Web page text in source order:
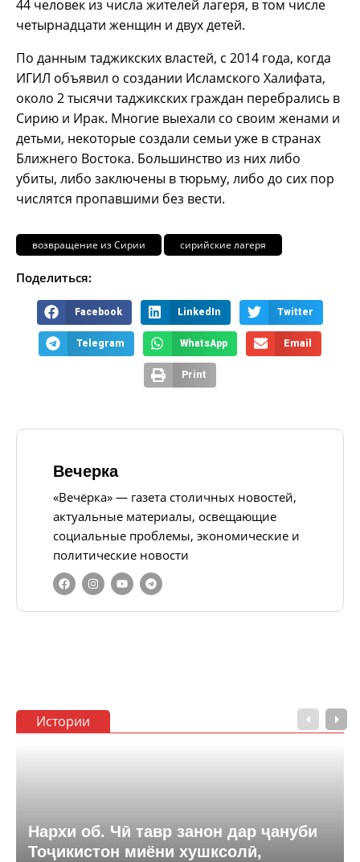
44 человек из числа жителей лагеря, в том числе
четырнадцати женщин и двух детей.
По данным таджикских властей, с 2014 года, когда
ИГИЛ объявил о создании Исламского Халифата,
около 2 тысячи таджикских граждан перебрались в
Сирию и Ирак. Многие выехали со своим женами и
детьми, некоторые создали семьи уже в странах
Ближнего Востока. Большинство из них либо
убиты, либо заключены в тюрьму, либо до сих пор
числятся пропавшими без вести.
возвращение из Сирии сирийские лагеря
Поделиться:
Facebook LinkedIn Twitter
Telegram WhatsApp Email
Print
Вечерка
«Вечёрка» — газета столичных новостей,
актуальные материалы, освещающие
социальные проблемы, экономические и
политические новости
Истории
Нархи об. Чӣ тавр занон дар ҷануби
Тоҷикистон миёни хушксолӣ,